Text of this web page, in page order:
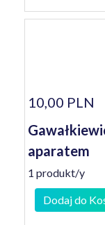
10,00 PLN
aparatem
1 produkt/y
Dodaj do